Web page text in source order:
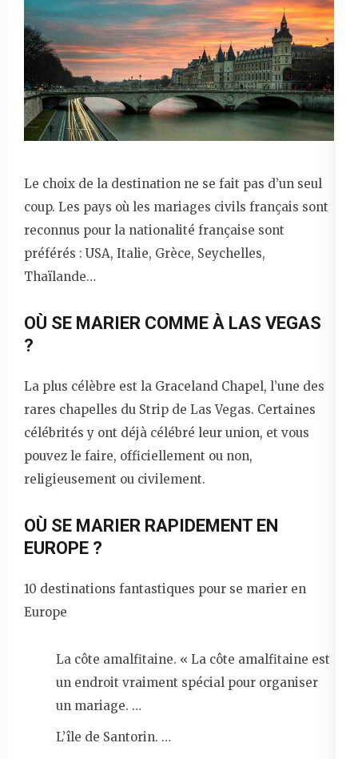
Le choix de la destination ne se fait pas d’un seul
coup. Les pays où les mariages civils français sont
reconnus pour la nationalité française sont
préférés : USA, Italie, Grèce, Seychelles,
Thaïlande…
OÙ SE MARIER COMME À LAS VEGAS
?
La plus célèbre est la Graceland Chapel, l’une des
rares chapelles du Strip de Las Vegas. Certaines
célébrités y ont déjà célébré leur union, et vous
pouvez le faire, officiellement ou non,
religieusement ou civilement.
OÙ SE MARIER RAPIDEMENT EN
EUROPE ?
10 destinations fantastiques pour se marier en
Europe
La côte amalfitaine. « La côte amalfitaine est
un endroit vraiment spécial pour organiser
un mariage. …
L’île de Santorin. …